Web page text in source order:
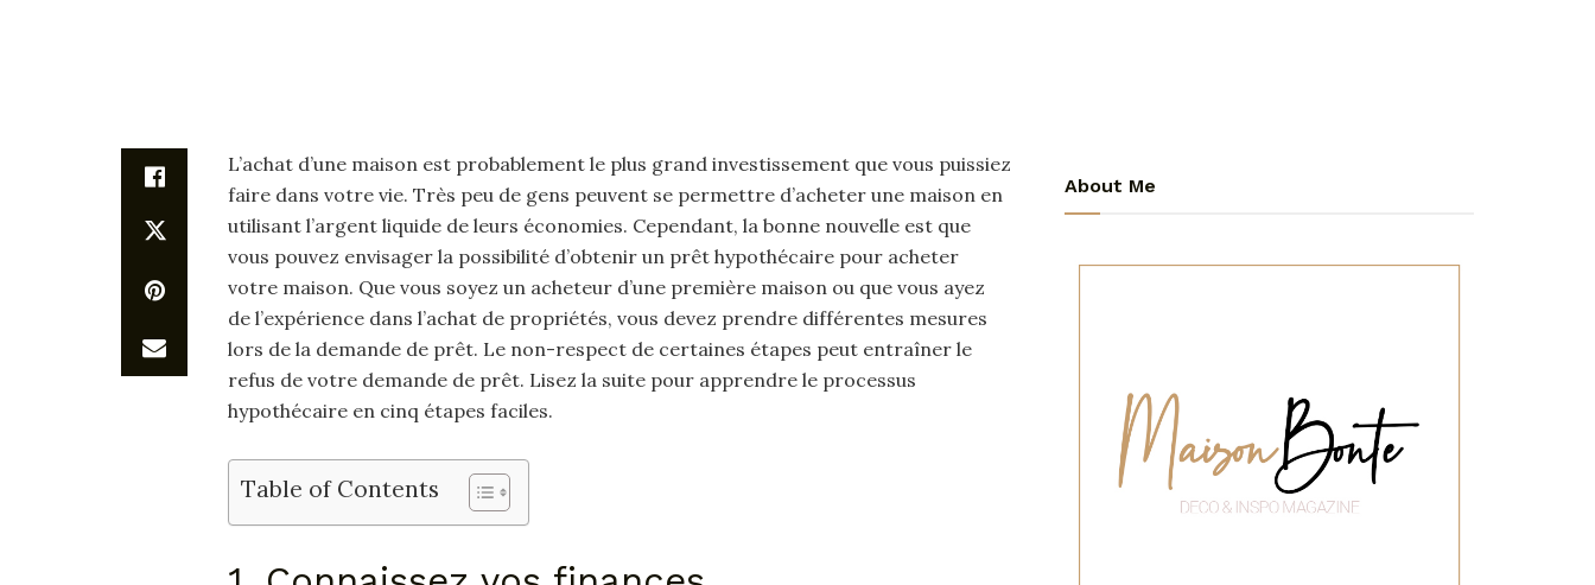
L’achat d’une maison est probablement le plus grand investissement que vous puissiez
faire dans votre vie. Très peu de gens peuvent se permettre d’acheter une maison en
utilisant l’argent liquide de leurs économies. Cependant, la bonne nouvelle est que
vous pouvez envisager la possibilité d’obtenir un prêt hypothécaire pour acheter
votre maison. Que vous soyez un acheteur d’une première maison ou que vous ayez
de l’expérience dans l’achat de propriétés, vous devez prendre différentes mesures
lors de la demande de prêt. Le non-respect de certaines étapes peut entraîner le
refus de votre demande de prêt. Lisez la suite pour apprendre le processus
hypothécaire en cinq étapes faciles.
Table of Contents
About Me